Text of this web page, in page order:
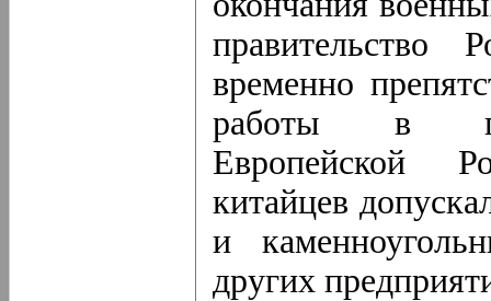
правительство
временно
работы в
Европейской
китайцев
и
других